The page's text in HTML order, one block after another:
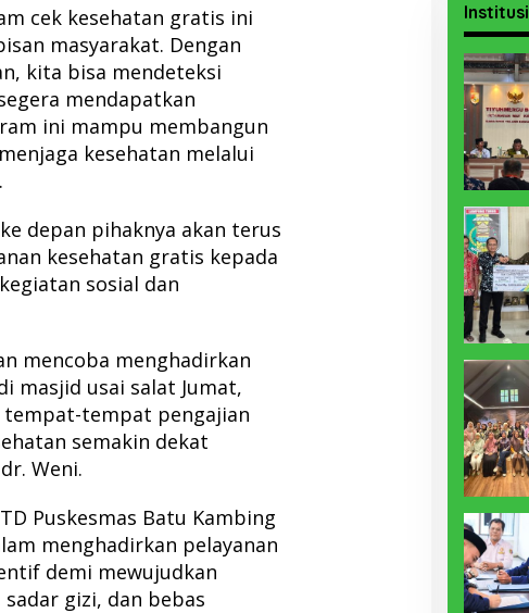
cek kesehatan gratis ini
masyarakat. Dengan
kita bisa mendeteksi
mendapatkan
ini mampu membangun
kesehatan melalui
depan pihaknya akan terus
kesehatan gratis kepada
sosial dan
mencoba menghadirkan
masjid usai salat Jumat,
tempat pengajian
semakin dekat
Weni.
Puskesmas Batu Kambing
menghadirkan pelayanan
demi mewujudkan
gizi, dan bebas
Institusi